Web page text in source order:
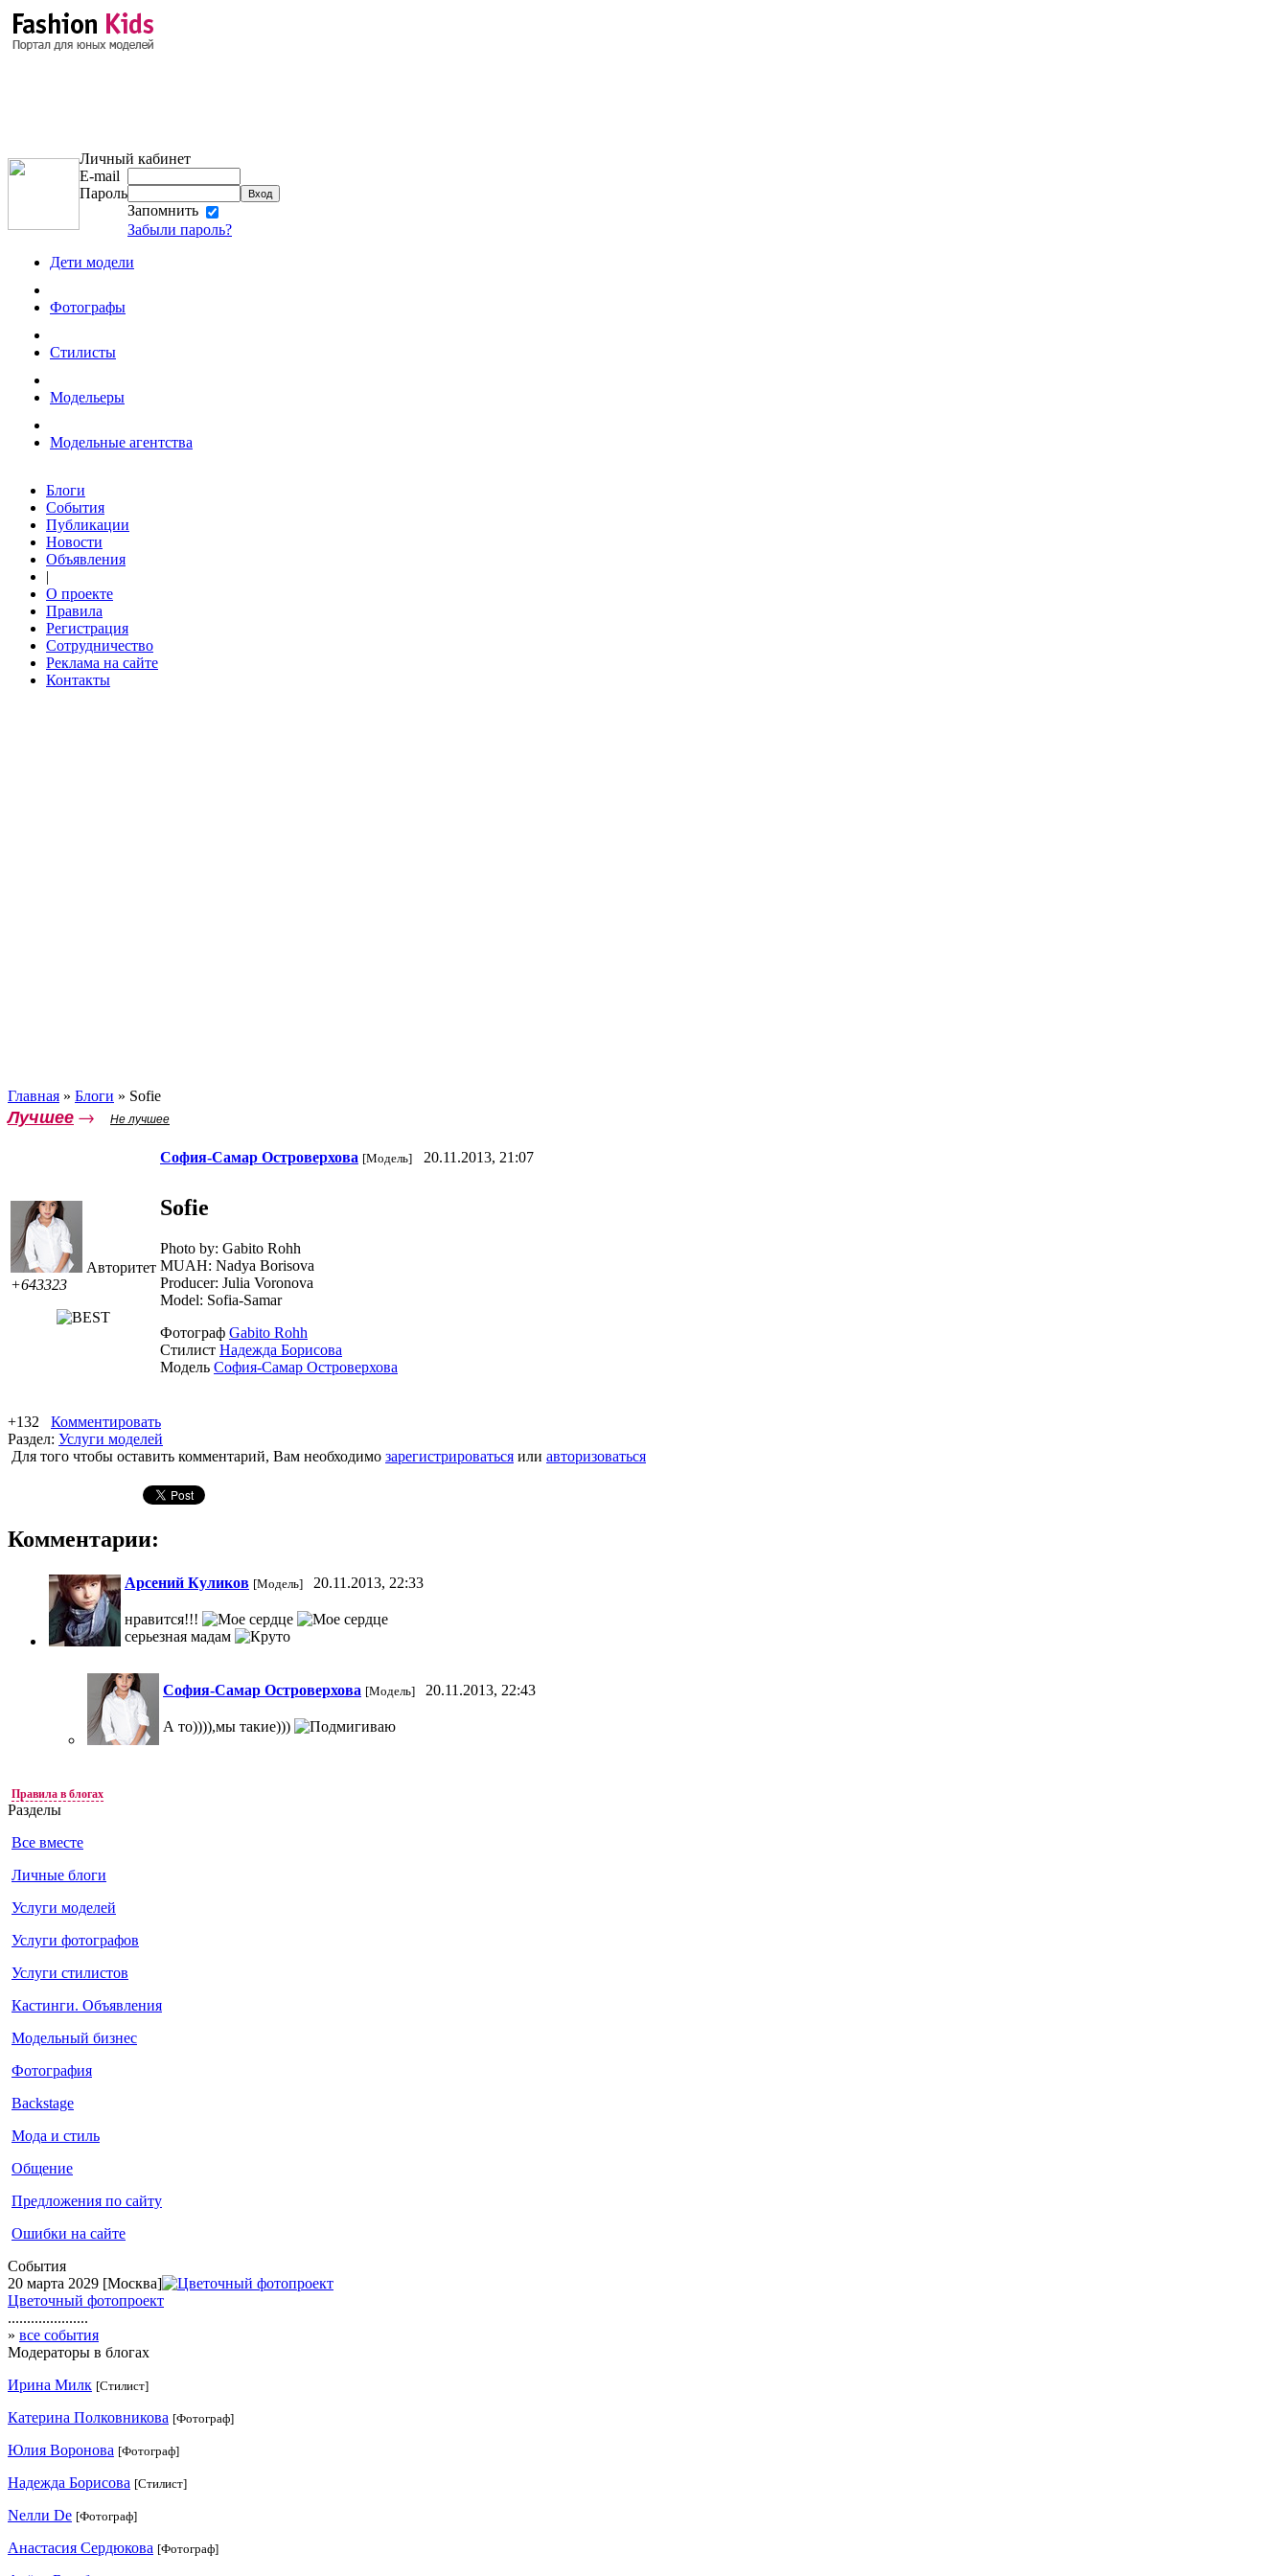
Личный кабинет
E-mail
Пароль
Запомнить
Забыли пароль?
Дети модели
Фотографы
Стилисты
Модельеры
Модельные агентства
Блоги
События
Публикации
Новости
Объявления
|
О проекте
Правила
Регистрация
Сотрудничество
Реклама на сайте
Контакты
Главная » Блоги » Sofie
Лучшее → Не лучшее
Авторитет
+643323
София-Самар Островерхова [Модель] 20.11.2013, 21:07
Sofie
Photo by: Gabito Rohh
MUAH: Nadya Borisova
Producer: Julia Voronova
Model: Sofia-Samar
Фотограф Gabito Rohh
Стилист Надежда Борисова
Модель София-Самар Островерхова
+132
Комментировать
Раздел: Услуги моделей
Для того чтобы оставить комментарий, Вам необходимо зарегистрироваться или авторизоваться
Комментарии:
Арсений Куликов [Модель] 20.11.2013, 22:33
нравится!!!
серьезная мадам
София-Самар Островерхова [Модель] 20.11.2013, 22:43
А то)))),мы такие)))
Правила в блогах
Разделы
Все вместе
Личные блоги
Услуги моделей
Услуги фотографов
Услуги стилистов
Кастинги. Объявления
Модельный бизнес
Фотография
Backstage
Мода и стиль
Общение
Предложения по сайту
Ошибки на сайте
События
20 марта 2029 [Москва]
Цветочный фотопроект
.....................
» все события
Модераторы в блогах
Ирина Милк [Стилист]
Катерина Полковникова [Фотограф]
Юлия Воронова [Фотограф]
Надежда Борисова [Стилист]
Nелли Dе [Фотограф]
Анастасия Сердюкова [Фотограф]